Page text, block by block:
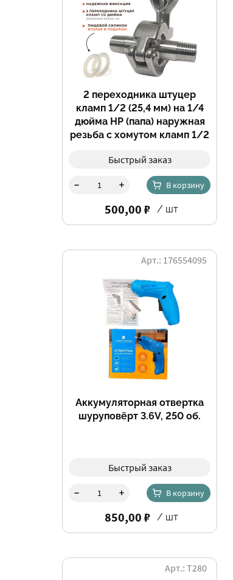
2 переходника штуцер
кламп 1/2 (25,4 мм) на 1/4
дюйма НР (папа) наружная
резьба с хомутом кламп 1/2
вторая прокладка в подарок
Быстрый заказ
- + В корзину
500,00 ₽ / шт
Аккумуляторная отвертка
шуруповёрт 3.6V, 250 об.
Арт.: 176554095
Быстрый заказ
- + В корзину
850,00 ₽ / шт
Арт.: Т280